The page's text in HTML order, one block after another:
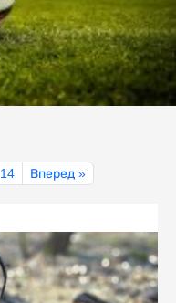
14 Вперед »